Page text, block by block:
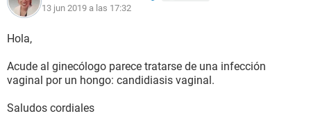
13 jun 2019 a las 17:32
Hola,
Acude al ginecólogo parece tratarse de una infección
vaginal por un hongo: candidiasis vaginal.
Saludos cordiales